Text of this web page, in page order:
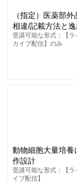
（指定）医薬部
相違/記載方法と
受講可能な形式：【
カイブ配信】のみ
動物細胞大量培養
作設計
受講可能な形式：【
イブ配信】